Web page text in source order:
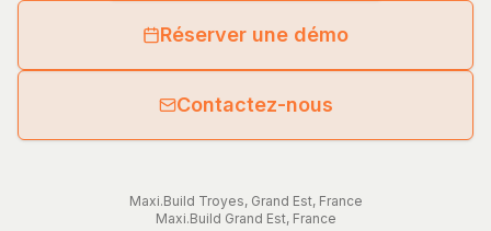
Réserver une démo
Contactez-nous
Maxi.Build Troyes, Grand Est, France
Maxi.Build Grand Est, France